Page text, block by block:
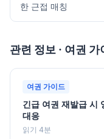
한 근접 매칭
관련 정보 · 여권 가
여권 가이드
긴급 여권 재발급 시
대응
읽기 4분